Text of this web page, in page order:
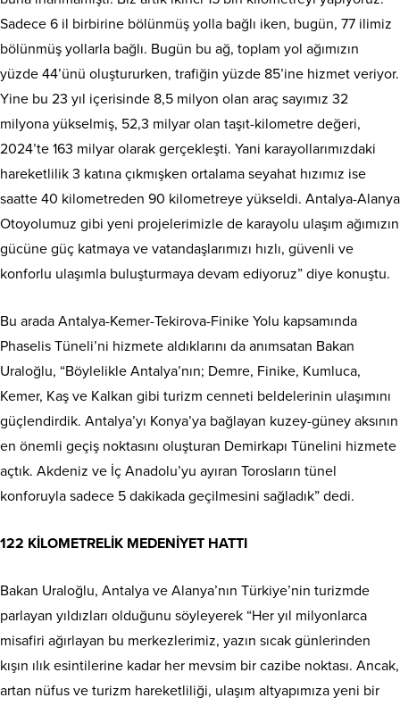
Sadece 6 il birbirine bölünmüş yolla bağlı iken, bugün, 77 ilimiz
bölünmüş yollarla bağlı. Bugün bu ağ, toplam yol ağımızın
yüzde 44’ünü oluştururken, trafiğin yüzde 85’ine hizmet veriyor.
Yine bu 23 yıl içerisinde 8,5 milyon olan araç sayımız 32
milyona yükselmiş, 52,3 milyar olan taşıt-kilometre değeri,
2024’te 163 milyar olarak gerçekleşti. Yani karayollarımızdaki
hareketlilik 3 katına çıkmışken ortalama seyahat hızımız ise
saatte 40 kilometreden 90 kilometreye yükseldi. Antalya-Alanya
Otoyolumuz gibi yeni projelerimizle de karayolu ulaşım ağımızın
gücüne güç katmaya ve vatandaşlarımızı hızlı, güvenli ve
konforlu ulaşımla buluşturmaya devam ediyoruz” diye konuştu.
Bu arada Antalya-Kemer-Tekirova-Finike Yolu kapsamında
Phaselis Tüneli’ni hizmete aldıklarını da anımsatan Bakan
Uraloğlu, “Böylelikle Antalya’nın; Demre, Finike, Kumluca,
Kemer, Kaş ve Kalkan gibi turizm cenneti beldelerinin ulaşımını
güçlendirdik. Antalya’yı Konya’ya bağlayan kuzey-güney aksının
en önemli geçiş noktasını oluşturan Demirkapı Tünelini hizmete
açtık. Akdeniz ve İç Anadolu’yu ayıran Torosların tünel
konforuyla sadece 5 dakikada geçilmesini sağladık” dedi.
122 KİLOMETRELİK MEDENİYET HATTI
Bakan Uraloğlu, Antalya ve Alanya’nın Türkiye’nin turizmde
parlayan yıldızları olduğunu söyleyerek “Her yıl milyonlarca
misafiri ağırlayan bu merkezlerimiz, yazın sıcak günlerinden
kışın ılık esintilerine kadar her mevsim bir cazibe noktası. Ancak,
artan nüfus ve turizm hareketliliği, ulaşım altyapımıza yeni bir